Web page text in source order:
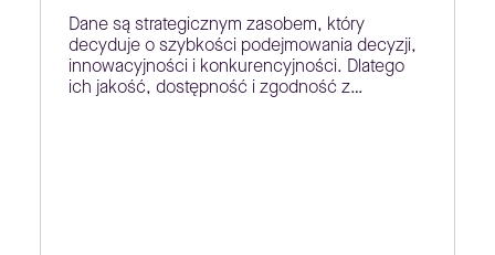
Dane są strategicznym zasobem, który
decyduje o szybkości podejmowania decyzji,
innowacyjności i konkurencyjności. Dlatego
ich jakość, dostępność i zgodność z…